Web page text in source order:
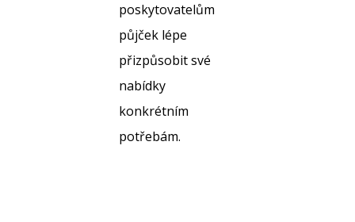
poskytovatelům
půjček lépe
přizpůsobit své
nabídky
konkrétním
potřebám.